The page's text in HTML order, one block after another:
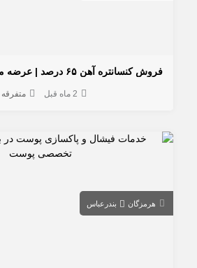
2 ماه قبل متفرقه
هرمزگان بندرعباس